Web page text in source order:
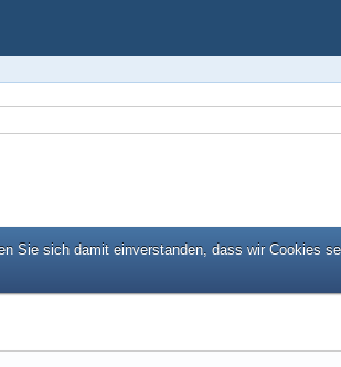
Sie sich damit einverstanden, dass wir Cookies